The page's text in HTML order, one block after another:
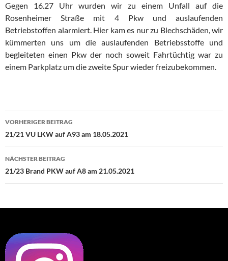
Gegen 16.27 Uhr wurden wir zu einem Unfall auf die
Rosenheimer Straße mit 4 Pkw und auslaufenden
Betriebstoffen alarmiert. Hier kam es nur zu Blechschäden, wir
kümmerten uns um die auslaufenden Betriebsstoffe und
begleiteten einen Pkw der noch soweit Fahrtüchtig war zu
einem Parkplatz um die zweite Spur wieder freizubekommen.
Beitragsnavigation
VORHERIGER BEITRAG
21/21 VU LKW auf A93 am 18.05.2021
NÄCHSTER BEITRAG
21/23 Brand PKW auf A8 am 21.05.2021